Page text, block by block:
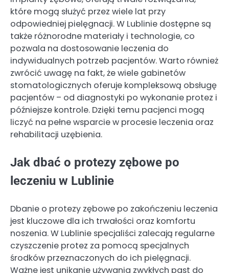
które mogą służyć przez wiele lat przy
odpowiedniej pielęgnacji. W Lublinie dostępne są
także różnorodne materiały i technologie, co
pozwala na dostosowanie leczenia do
indywidualnych potrzeb pacjentów. Warto również
zwrócić uwagę na fakt, że wiele gabinetów
stomatologicznych oferuje kompleksową obsługę
pacjentów – od diagnostyki po wykonanie protez i
późniejsze kontrole. Dzięki temu pacjenci mogą
liczyć na pełne wsparcie w procesie leczenia oraz
rehabilitacji uzębienia.
Jak dbać o protezy zębowe po
leczeniu w Lublinie
Dbanie o protezy zębowe po zakończeniu leczenia
jest kluczowe dla ich trwałości oraz komfortu
noszenia. W Lublinie specjaliści zalecają regularne
czyszczenie protez za pomocą specjalnych
środków przeznaczonych do ich pielęgnacji.
Ważne jest unikanie używania zwykłych past do